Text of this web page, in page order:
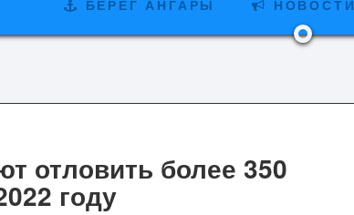
БЕРЕГ АНГАРЫ НОВОСТИ
отловить более 350
году